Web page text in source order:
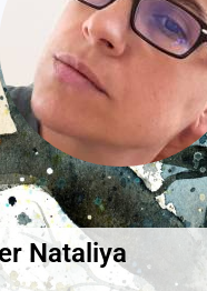
Nataliya